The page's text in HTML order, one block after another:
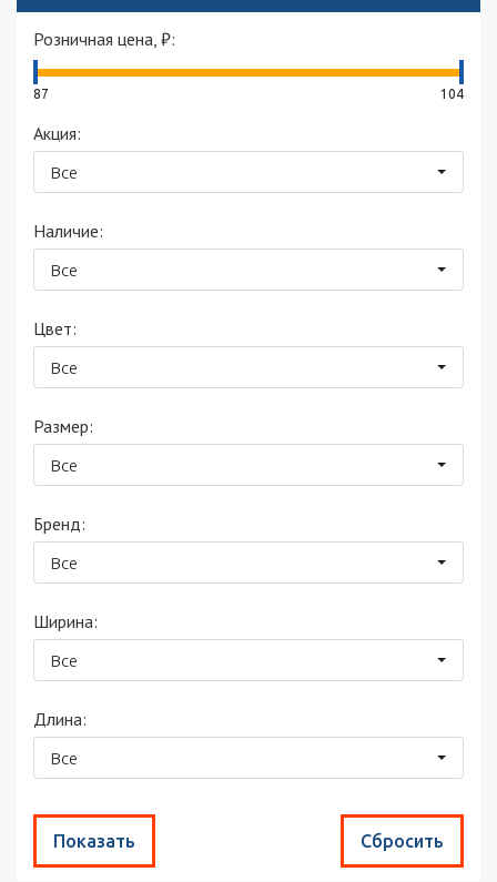
Розничная цена, ₽:
87 104
Акция:
Все
Наличие:
Все
Цвет:
Все
Размер:
Все
Бренд:
Все
Ширина:
Все
Длина:
Все